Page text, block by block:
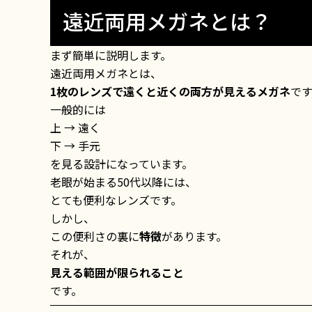
遠近両用メガネとは？
まず簡単に説明します。
遠近両用メガネとは、
1枚のレンズで遠くと近くの両方が見えるメガネで
一般的には
上 → 遠く
下 → 手元
を見る設計になっています。
老眼が始まる50代以降には、
とても便利なレンズです。
しかし、
この便利さの裏に特徴があります。
それが、
見える範囲が限られること
です。